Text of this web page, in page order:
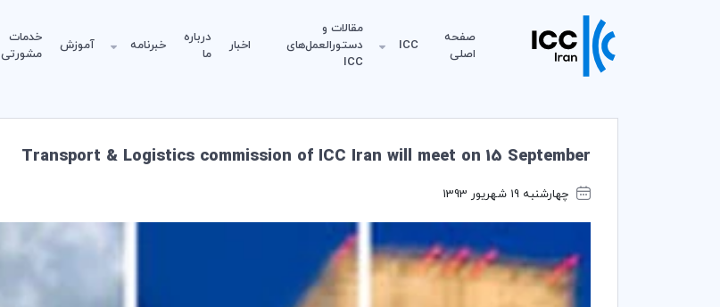
صفحه
اصلی
ICC
مقالات و
دستورالعمل‌های
ICC
اخبار
درباره
ما
خبرنامه آموزش
خدمات
مشورتی
Transport & Logistics commission of ICC Iran will meet on 15 September
چهارشنبه 19 شهریور 1393